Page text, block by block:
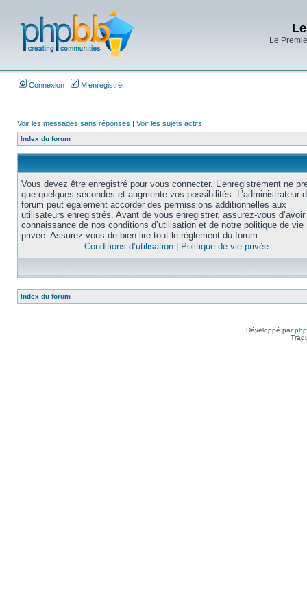
Le
Connexion M’enregistrer
Voir les messages sans réponses | Voir les sujets actifs
Index du forum
Vous devez être enregistré pour vous connecter. L’enregistrement ne
que quelques secondes et augmente vos possibilités. L’administrateur
forum peut également accorder des permissions additionnelles aux
utilisateurs enregistrés. Avant de vous enregistrer, assurez-vous
connaissance de nos conditions d’utilisation et de notre politique de vie
privée. Assurez-vous de bien lire tout le règlement du forum.
Conditions d’utilisation
Politique de vie privée
Index du forum
Développé par